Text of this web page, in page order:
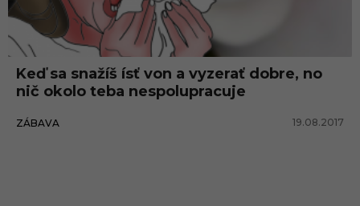
l
e
Keď sa snažíš ísť von a vyzerať dobre, no
nič okolo teba nespolupracuje
ZÁBAVA 19.08.2017